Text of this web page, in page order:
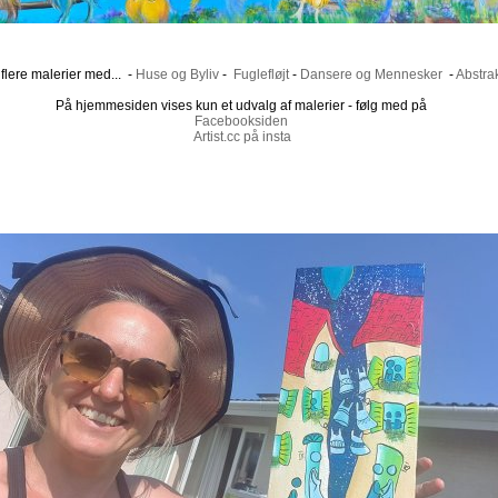
malerier med... - Huse og Byliv- Fuglefløjt- Dansere og Mennesker-
På hjemmesiden vises kun et udvalg af malerier - følg med på
Facebooksiden
Artist.cc på insta